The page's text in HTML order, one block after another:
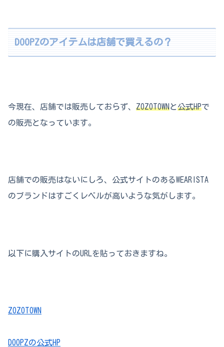
DOOPZのアイテムは店舗で買えるの？
今現在、店舗では販売しておらず、 ZOZOTOWNと公式HPで
の販売となっています。
店舗での販売はないにしろ、公式サイトのあるWEARISTA
のブランドはすごくレベルが高いような気がします。
以下に購入サイトのURLを貼っておきますね。
ZOZOTOWN
DOOPZの公式HP